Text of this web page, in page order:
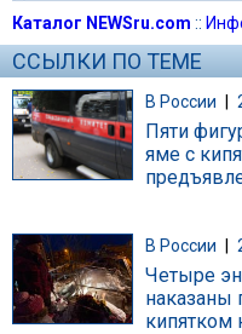
Каталог NEWSru.com ::
ССЫЛКИ ПО ТЕМЕ
В России |
Пяти
яме с
В России
Четыре
наказаны
кипятком